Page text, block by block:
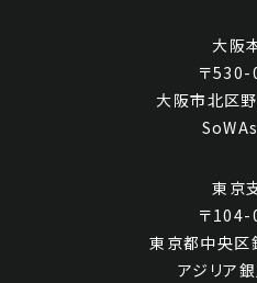
大阪
〒530-
大阪市北区
東京
〒104-
東京都中央
アジリア